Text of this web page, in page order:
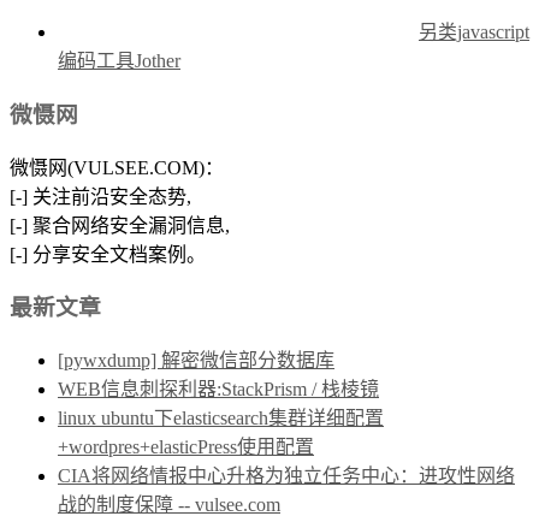
另类javascript
编码工具Jother
微慑网
微慑网(VULSEE.COM)：
[-] 关注前沿安全态势,
[-] 聚合网络安全漏洞信息,
[-] 分享安全文档案例。
最新文章
[pywxdump] 解密微信部分数据库
WEB信息刺探利器:StackPrism / 栈棱镜
linux ubuntu下elasticsearch集群详细配置
+wordpres+elasticPress使用配置
CIA将网络情报中心升格为独立任务中心：进攻性网络
战的制度保障 -- vulsee.com